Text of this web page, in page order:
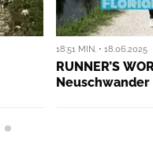
18:51 MIN. • 18.06.2025
RUNNER’S
Neuschwander